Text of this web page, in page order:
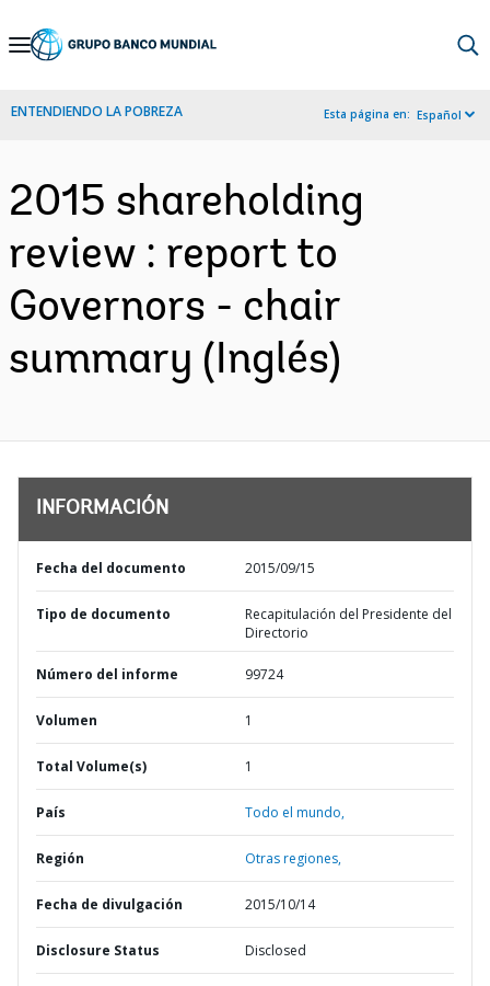
Skip
Navigation
ENTENDIENDO LA POBREZA Esta página en: Español
2015 shareholding
review : report to
Governors - chair
summary (Inglés)
INFORMACIÓN
Fecha del documento 2015/09/15
Tipo de documento
Recapitulación del Presidente del
Directorio
Número del informe 99724
Volumen 1
Total Volume(s) 1
País Todo el mundo,
Región Otras regiones,
Fecha de divulgación 2015/10/14
Disclosure Status Disclosed